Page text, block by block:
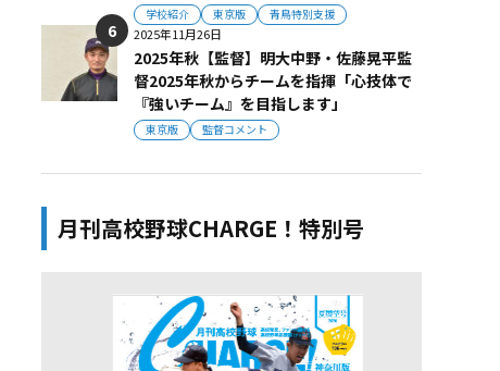
学校紹介 東京版 青鳥特別支援
2025年11月26日
2025年秋【監督】明大中野・佐藤晃平監
督2025年秋からチームを指揮「心技体で
『強いチーム』を目指します」
東京版 監督コメント
月刊高校野球CHARGE！特別号